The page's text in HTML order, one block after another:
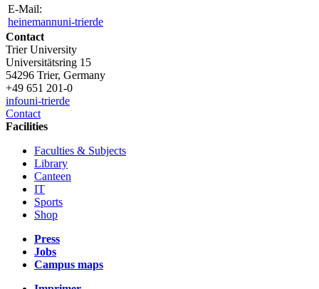
E-Mail:
heinemannuni-trierde
Contact
Trier University
Universitätsring 15
54296 Trier, Germany
+49 651 201-0
infouni-trierde
Contact
Facilities
Faculties & Subjects
Library
Canteen
IT
Sports
Shop
Press
Jobs
Campus maps